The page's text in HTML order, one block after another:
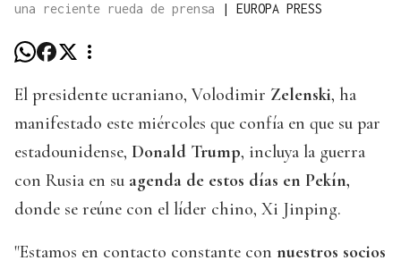
una reciente rueda de prensa
| EUROPA PRESS
El presidente ucraniano, Volodimir Zelenski, ha
manifestado este miércoles que confía en que su par
estadounidense, Donald Trump, incluya la guerra
con Rusia en su agenda de estos días en Pekín,
donde se reúne con el líder chino, Xi Jinping.
"Estamos en contacto constante con nuestros socios